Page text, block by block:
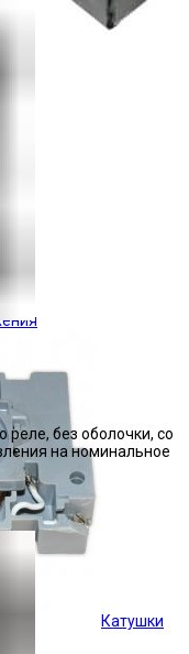
Катушки
реле, без оболочки, со
на номинальное